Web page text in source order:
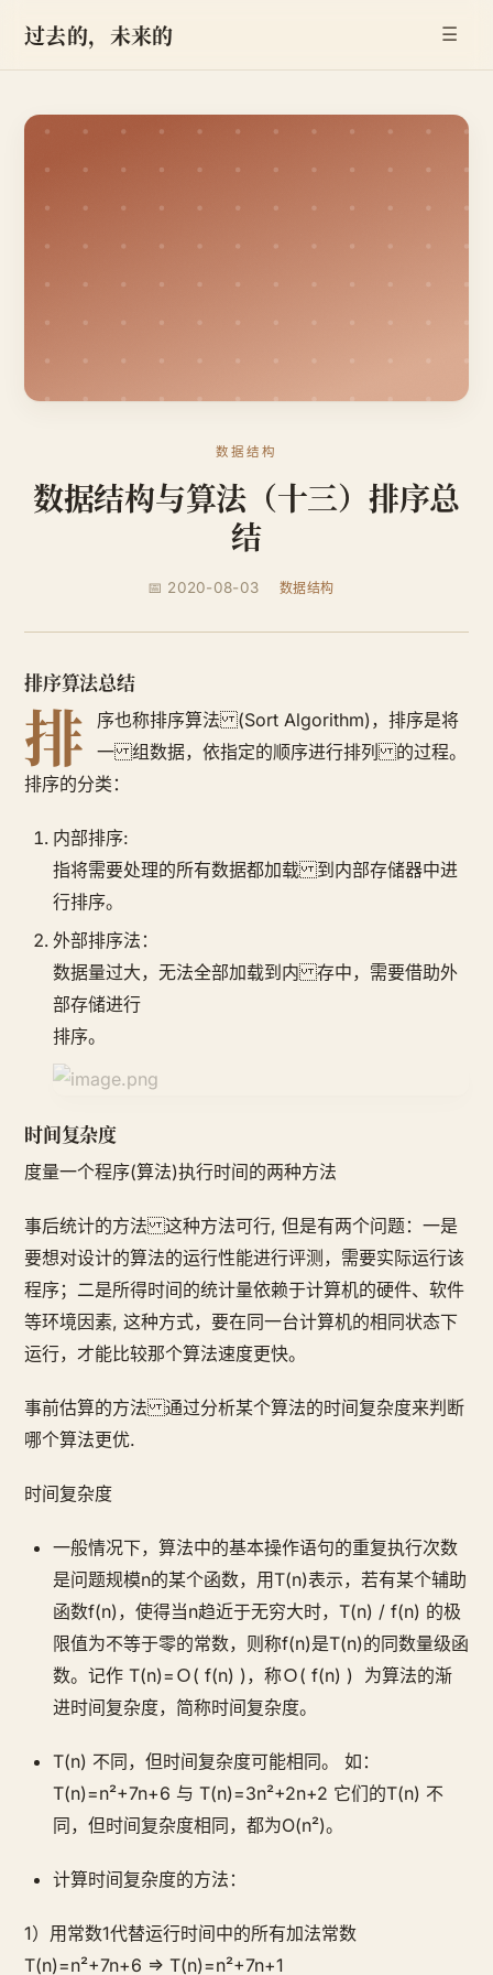
过去的，未来的 ☰
数据结构
数据结构与算法（十三）排序总
结
📅 2020-08-03 数据结构
排序算法总结
排
序也称排序算法 (Sort Algorithm)，排序是将
一 组数据，依指定的顺序进行排列 的过程。
排序的分类：
内部排序:
指将需要处理的所有数据都加载 到内部存储器中进
行排序。
外部排序法：
数据量过大，无法全部加载到内 存中，需要借助外
部存储进行
排序。
时间复杂度
度量一个程序(算法)执行时间的两种方法
事后统计的方法 这种方法可行, 但是有两个问题：一是
要想对设计的算法的运行性能进行评测，需要实际运行该
程序；二是所得时间的统计量依赖于计算机的硬件、软件
等环境因素, 这种方式，要在同一台计算机的相同状态下
运行，才能比较那个算法速度更快。
事前估算的方法 通过分析某个算法的时间复杂度来判断
哪个算法更优.
时间复杂度
一般情况下，算法中的基本操作语句的重复执行次数
是问题规模n的某个函数，用T(n)表示，若有某个辅助
函数f(n)，使得当n趋近于无穷大时，T(n) / f(n) 的极
限值为不等于零的常数，则称f(n)是T(n)的同数量级函
数。记作 T(n)=Ｏ( f(n) )，称Ｏ( f(n) ) 为算法的渐
进时间复杂度，简称时间复杂度。
T(n) 不同，但时间复杂度可能相同。 如：
T(n)=n²+7n+6 与 T(n)=3n²+2n+2 它们的T(n) 不
同，但时间复杂度相同，都为O(n²)。
计算时间复杂度的方法：
1）用常数1代替运行时间中的所有加法常数
T(n)=n²+7n+6 => T(n)=n²+7n+1